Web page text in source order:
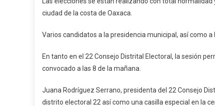
Pinotepa
ciudad de la costa de Oaxaca.
Varios candidatos a la presidencia municipal, así como
En tanto en el 22 Consejo Distrital Electoral, la sesión
convocado a las 8 de la mañana.
Juana Rodríguez Serrano, presidenta del 22 Consejo
distrito electoral 22 así como una casilla especial en la